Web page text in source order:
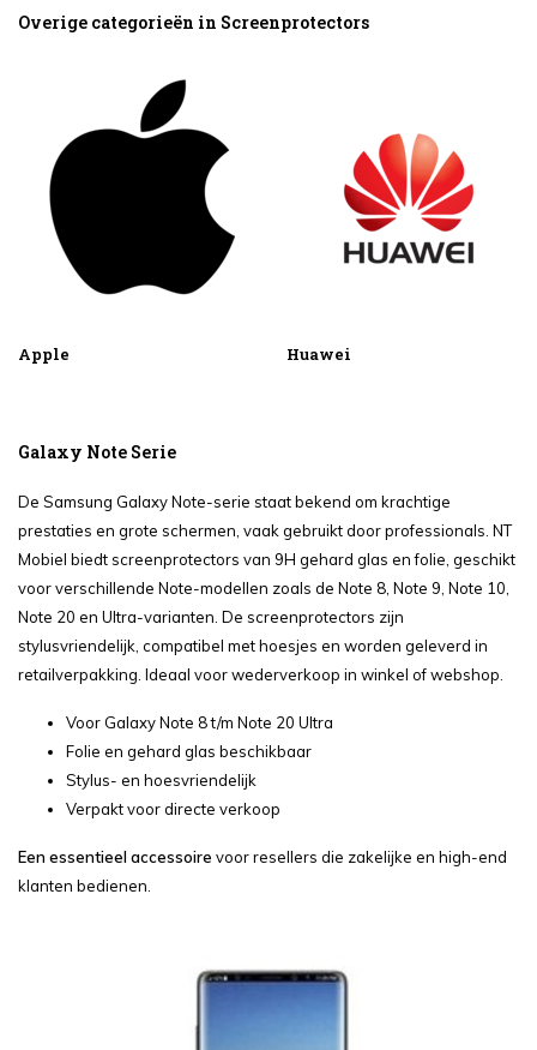
Overige categorieën in Screenprotectors
Apple Huawei
Galaxy Note Serie
De Samsung Galaxy Note-serie staat bekend om krachtige
prestaties en grote schermen, vaak gebruikt door professionals. NT
Mobiel biedt screenprotectors van 9H gehard glas en folie, geschikt
voor verschillende Note-modellen zoals de Note 8, Note 9, Note 10,
Note 20 en Ultra-varianten. De screenprotectors zijn
stylusvriendelijk, compatibel met hoesjes en worden geleverd in
retailverpakking. Ideaal voor wederverkoop in winkel of webshop.
Voor Galaxy Note 8 t/m Note 20 Ultra
Folie en gehard glas beschikbaar
Stylus- en hoesvriendelijk
Verpakt voor directe verkoop
Een essentieel accessoire voor resellers die zakelijke en high-end
klanten bedienen.